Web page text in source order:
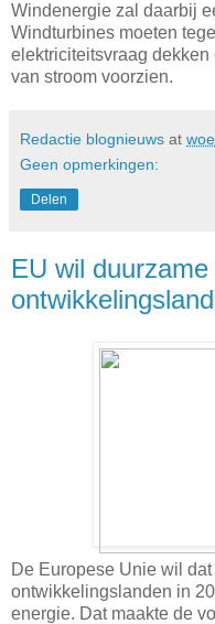
Windenergie zal daarbij
Windturbines moeten
elektriciteitsvraag
van stroom voorzien.
Redactie blognieuws at
Geen opmerkingen:
Delen
EU wil
De Europese Unie wil dat
ontwikkelingslanden in
energie. Dat maakte de